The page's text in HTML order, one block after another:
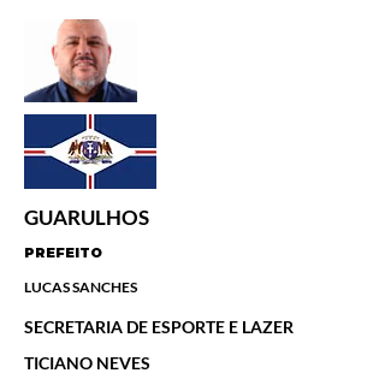
GUARULHOS
PREFEITO
LUCAS SANCHES
SECRETARIA DE ESPORTE E LAZER
TICIANO NEVES